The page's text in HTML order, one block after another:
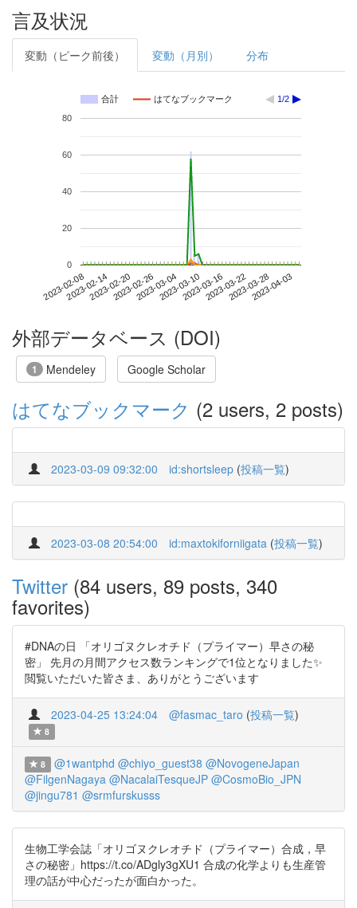
言及状況
変動（ピーク前後） 変動（月別） 分布
合計 はてなブックマーク 1/2
2023-02-082023-02-142023-02-202023-02-262023-03-042023-03-102023-03-162023-03-222023-03-282023-04-03
0
20
40
60
80
外部データベース (DOI)
1 Mendeley Google Scholar
はてなブックマーク (2 users, 2 posts)
2023-03-09 09:32:00 id:shortsleep (投稿一覧)
2023-03-08 20:54:00 id:maxtokiforniigata (投稿一覧)
Twitter (84 users, 89 posts, 340
favorites)
#DNAの日 「オリゴヌクレオチド（プライマー）早さの秘
密」 先月の月間アクセス数ランキングで1位となりました✨
閲覧いただいた皆さま、ありがとうございます
2023-04-25 13:24:04 @fasmac_taro (投稿一覧)
8
8 @1wantphd @chiyo_guest38 @NovogeneJapan
@FilgenNagaya @NacalaiTesqueJP @CosmoBio_JPN
@jingu781 @srmfurskusss
生物工学会誌「オリゴヌクレオチド（プライマー）合成，早
さの秘密」https://t.co/ADgly3gXU1 合成の化学よりも生産管
理の話が中心だったが面白かった。